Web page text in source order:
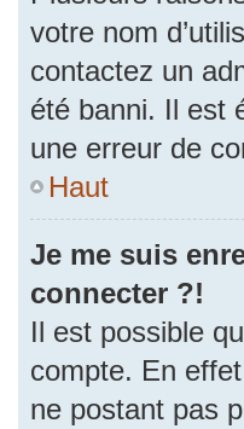
votre nom
contactez un
été banni. Il est
une erreur de
Haut
Je me suis
connecter ?!
Il est possible
compte. En
ne postant pas